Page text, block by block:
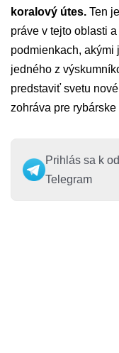
koralový útes. Ten
práve v tejto oblasti
podmienkach,
jedného z
predstaviť svetu
zohráva pre
Prihlás sa k
Telegram